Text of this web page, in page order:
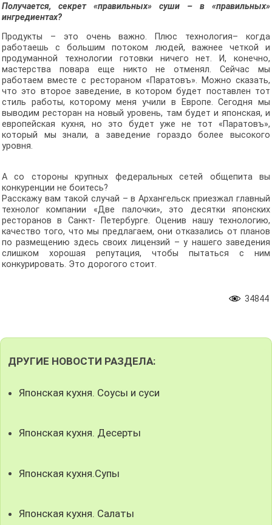
Получается, секрет «правильных» суши – в «правильных»
ингредиентах?
Продукты – это очень важно. Плюс технология– когда
работаешь с большим потоком людей, важнее четкой и
продуманной технологии готовки ничего нет. И, конечно,
мастерства повара еще никто не отменял. Сейчас мы
работаем вместе с рестораном «Паратовъ». Можно сказать,
что это второе заведение, в котором будет поставлен тот
стиль работы, которому меня учили в Европе. Сегодня мы
выводим ресторан на новый уровень, там будет и японская, и
европейская кухня, но это будет уже не тот «Паратовъ»,
который мы знали, а заведение гораздо более высокого
уровня.
А со стороны крупных федеральных сетей общепита вы
конкуренции не боитесь?
Расскажу вам такой случай – в Архангельск приезжал главный
технолог компании «Две палочки», это десятки японских
ресторанов в Санкт- Петербурге. Оценив нашу технологию,
качество того, что мы предлагаем, они отказались от планов
по размещению здесь своих лицензий – у нашего заведения
слишком хорошая репутация, чтобы пытаться с ним
конкурировать. Это дорогого стоит.
34844
ДРУГИЕ НОВОСТИ РАЗДЕЛА:
Японская кухня. Соусы и суси
Японская кухня. Десерты
Японская кухня.Супы
Японская кухня. Салаты